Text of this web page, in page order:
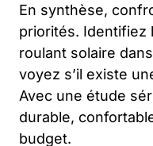
En synthèse,
priorités. Identifiez
roulant solaire
voyez s’il existe
Avec une étude
durable,
budget.